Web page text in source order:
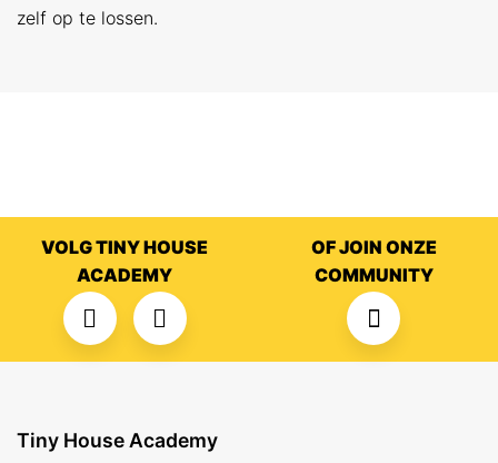
zelf op te lossen.
VOLG TINY HOUSE
ACADEMY
OF JOIN ONZE
COMMUNITY
Tiny House Academy